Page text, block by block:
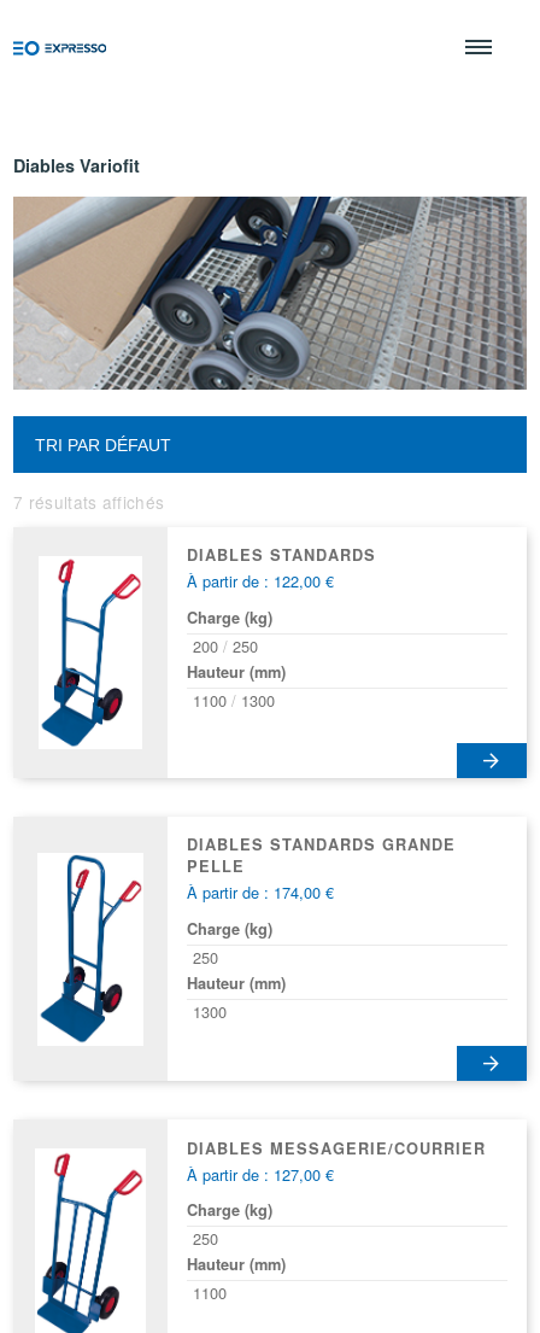
Diables Variofit
7 résultats affichés
DIABLES STANDARDS
À partir de : 122,00 €
Charge (kg)
200 250
Hauteur (mm)
1100 1300
DIABLES STANDARDS GRANDE
PELLE
À partir de : 174,00 €
Charge (kg)
250
Hauteur (mm)
1300
DIABLES MESSAGERIE/COURRIER
À partir de : 127,00 €
Charge (kg)
250
Hauteur (mm)
1100